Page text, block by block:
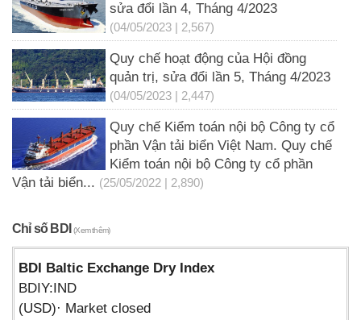
sửa đổi lần 4, Tháng 4/2023
(04/05/2023 | 2,567)
Quy chế hoạt động của Hội đồng
quản trị, sửa đổi lần 5, Tháng 4/2023
(04/05/2023 | 2,447)
Quy chế Kiểm toán nội bộ Công ty cổ
phần Vận tải biển Việt Nam. Quy chế
Kiểm toán nội bộ Công ty cổ phần
Vận tải biển... (25/05/2022 | 2,890)
Chỉ số BDI(Xem thêm)
BDI Baltic Exchange Dry Index
BDIY:IND
(USD)· Market closed